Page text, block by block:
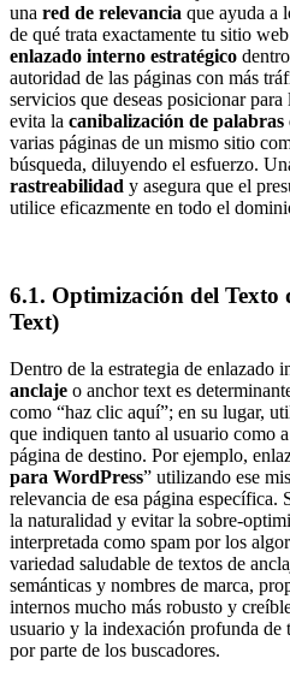
una red de relevancia que ayuda a
de qué trata exactamente tu sitio
enlazado interno estratégico
autoridad de las páginas con más
servicios que deseas posicionar
evita la canibalización de palabras
varias páginas de un mismo sitio
búsqueda, diluyendo el esfuerzo.
rastreabilidad y asegura que el
utilice eficazmente en todo el
6.1. Optimización del Texto
Text)
Dentro de la estrategia de enlazado
anclaje o anchor text es
como “haz clic aquí”; en su lugar,
que indiquen tanto al usuario como
página de destino. Por ejemplo,
para WordPress” utilizando ese
relevancia de esa página específica.
la naturalidad y evitar la sobre-
interpretada como spam por los
variedad saludable de textos de
semánticas y nombres de marca,
internos mucho más robusto y
usuario y la indexación profunda de
por parte de los buscadores.